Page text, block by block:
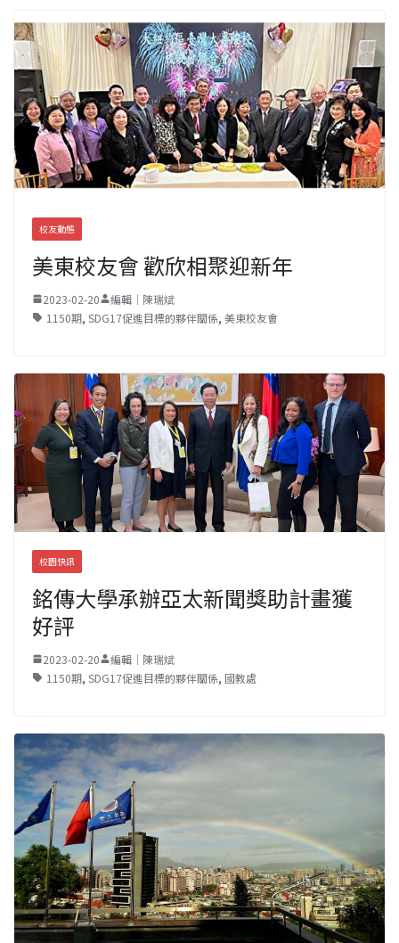
校友動態
美東校友會 歡欣相聚迎新年
2023-02-20
編輯｜陳瑞斌
1150期, SDG17促進目標的夥伴關係, 美東校友會
校園快訊
銘傳大學承辦亞太新聞獎助計畫獲
好評
2023-02-20
編輯｜陳瑞斌
1150期, SDG17促進目標的夥伴關係, 國教處